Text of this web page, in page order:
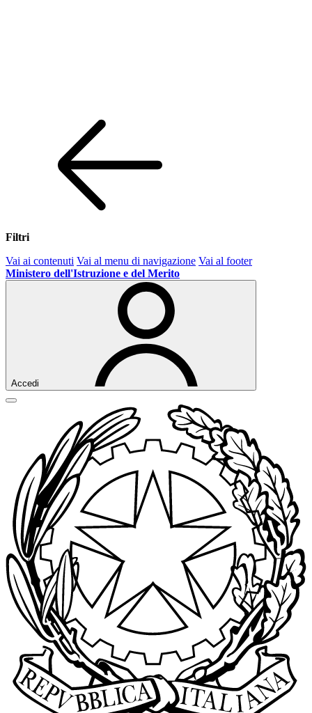
Filtri
Vai ai contenuti Vai al menu di navigazione Vai al footer
Ministero dell'Istruzione e del Merito
Accedi